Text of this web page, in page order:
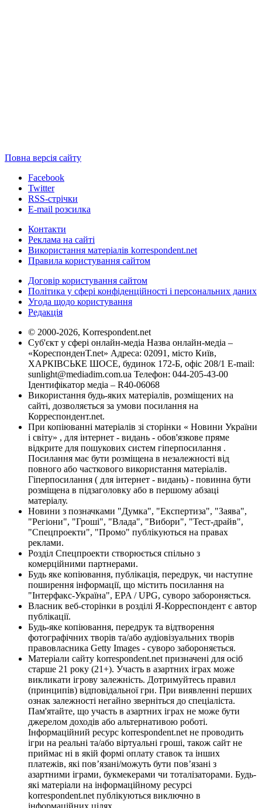
Повна версія сайту
Facebook
Twitter
RSS-стрічки
E-mail розсилка
Контакти
Реклама на сайті
Використання матеріалів korrespondent.net
Правила користування сайтом
Договір користування сайтом
Політика у сфері конфіденційності і персональних даних
Угода щодо користування
Редакція
© 2000-2026, Korrespondent.net
Суб'єкт у сфері онлайн-медіа Назва онлайн-медіа –
«КореспонденТ.net» Адреса: 02091, місто Київ,
ХАРКІВСЬКЕ ШОСЕ, будинок 172-Б, офіс 208/1 E-mail:
sunlight@mediadim.com.ua Телефон: 044-205-43-00
Ідентифікатор медіа – R40-06068
Використання будь-яких матеріалів, розміщених на
сайті, дозволяється за умови посилання на
Корреспондент.net.
При копіюванні матеріалів зі сторінки « Новини України
і світу» , для інтернет - видань - обов'язкове пряме
відкрите для пошукових систем гіперпосилання .
Посилання має бути розміщена в незалежності від
повного або часткового використання матеріалів.
Гіперпосилання ( для інтернет - видань) - повинна бути
розміщена в підзаголовку або в першому абзаці
матеріалу.
Новини з позначками "Думка", "Експертиза", "Заява",
"Регіони", "Гроші", "Влада", "Вибори", "Тест-драйв",
"Спецпроекти", "Промо" публікуються на правах
реклами.
Розділ Спецпроекти створюється спільно з
комерційними партнерами.
Будь яке копіювання, публікація, передрук, чи наступне
поширення інформації, що містить посилання на
"Інтерфакс-Україна", EPA / UPG, суворо забороняється.
Власник веб-сторінки в розділі Я-Корреспондент є автор
публікації.
Будь-яке копіювання, передрук та відтворення
фотографічних творів та/або аудіовізуальних творів
правовласника Getty Images - суворо забороняється.
Матеріали сайту korrespondent.net призначені для осіб
старше 21 року (21+). Участь в азартних іграх може
викликати ігрову залежність. Дотримуйтесь правил
(принципів) відповідальної гри. При виявленні перших
ознак залежності негайно зверніться до спеціаліста.
Пам'ятайте, що участь в азартних іграх не може бути
джерелом доходів або альтернативою роботі.
Інформаційний ресурс korrespondent.net не проводить
ігри на реальні та/або віртуальні гроші, також сайт не
приймає ні в якій формі оплату ставок та інших
платежів, які пов’язані/можуть бути пов’язані з
азартними іграми, букмекерами чи тоталізаторами. Будь-
які матеріали на інформаційному ресурсі
korrespondent.net публікуються виключно в
інформаційних цілях.